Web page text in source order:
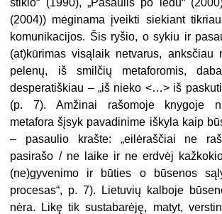
(2004)) mėginama įveikti siekiant
komunikacijos. Šis ryšio, o sykiu ir
(at)kūrimas visąlaik netvarus, anksčiau
pelenų, iš smilčių metaforomis,
desperatiškiau – „iš nieko <…> iš
(p. 7). Amžinai rašomoje knygoje
metafora šįsyk pavadinime iškyla kaip
– pasaulio krašte: „eilėraščiai ne
pasirašo / ne laike ir ne erdvėj
(ne)gyvenimo ir būties o būsenos
procesas“, p. 7). Lietuvių kalboje
nėra. Likę tik sustabarėję, matyt,